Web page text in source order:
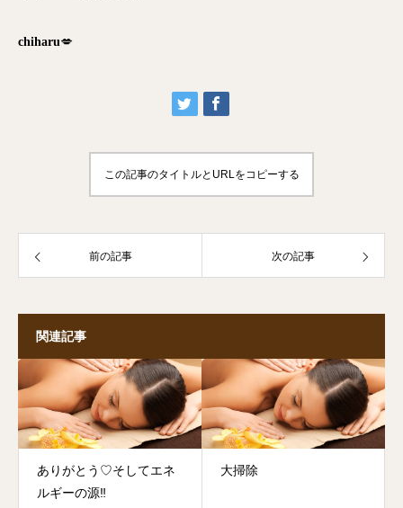
chiharu💋
この記事のタイトルとURLをコピーする
前の記事 次の記事
関連記事
ありがとう♡そしてエネ
ルギーの源‼︎
大掃除